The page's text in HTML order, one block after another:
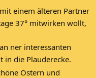
einem älteren Partner
37° mitwirken wollt,
ner interessanten
in die Plauderecke.
Ostern und